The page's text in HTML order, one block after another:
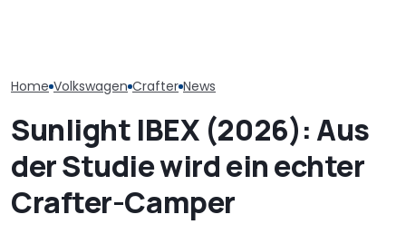
Home Volkswagen Crafter News
Sunlight IBEX (2026): Aus
der Studie wird ein echter
Crafter-Camper